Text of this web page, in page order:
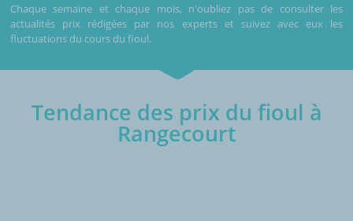
Chaque semaine et chaque mois, n'oubliez pas de consulter les
actualités prix rédigées par nos experts et suivez avec eux les
fluctuations du cours du fioul.
Tendance des prix du fioul à
Rangecourt